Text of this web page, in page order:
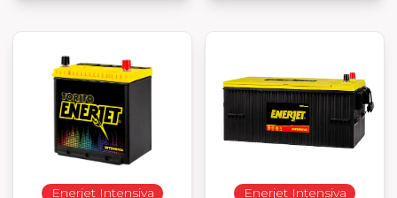
Enerjet Intensiva Enerjet Intensiva